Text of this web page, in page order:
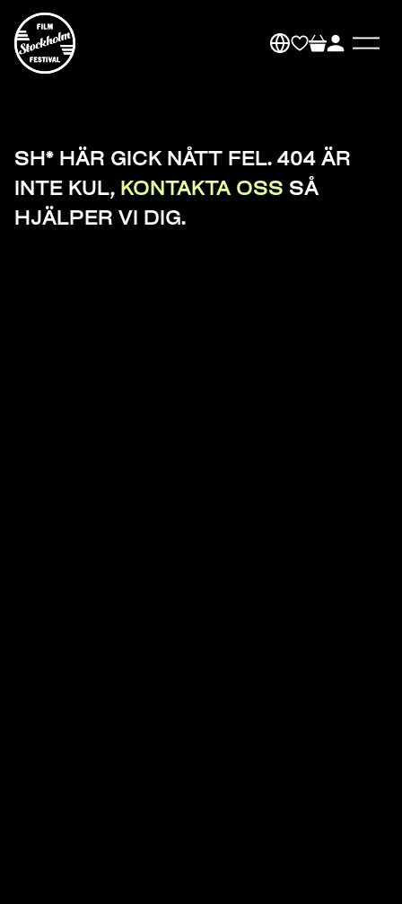
SH* HÄR GICK NÅTT FEL. 404 ÄR
INTE KUL, KONTAKTA OSS SÅ
HJÄLPER VI DIG.